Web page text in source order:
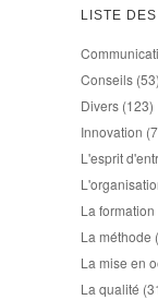
LISTE
Conseils (53)
Divers (123)
Innovation
L'esprit
La formation
La méthode
La mise en
La qualité